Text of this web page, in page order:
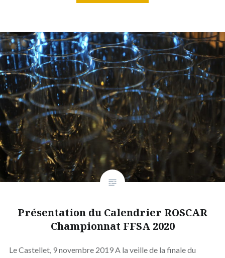
Présentation du Calendrier ROSCAR
Championnat FFSA 2020
Le Castellet, 9 novembre 2019 A la veille de la finale du